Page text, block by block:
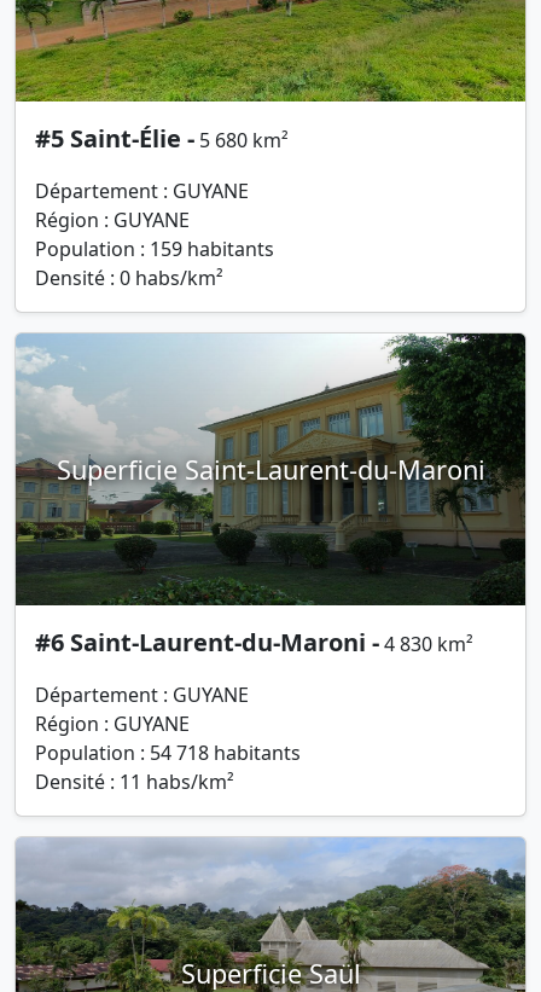
#5 Saint-Élie - 5 680 km²
Département : GUYANE
Région : GUYANE
Population : 159 habitants
Densité : 0 habs/km²
Superficie Saint-Laurent-du-Maroni
#6 Saint-Laurent-du-Maroni -4 830 km²
Département : GUYANE
Région : GUYANE
Population : 54 718 habitants
Densité : 11 habs/km²
Superficie Saül